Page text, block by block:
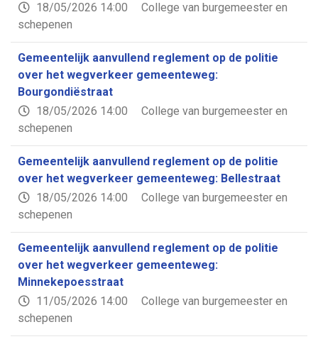
18/05/2026 14:00
College van burgemeester en
schepenen
Gemeentelijk aanvullend reglement op de politie
over het wegverkeer gemeenteweg:
Bourgondiëstraat
18/05/2026 14:00
College van burgemeester en
schepenen
Gemeentelijk aanvullend reglement op de politie
over het wegverkeer gemeenteweg: Bellestraat
18/05/2026 14:00
College van burgemeester en
schepenen
Gemeentelijk aanvullend reglement op de politie
over het wegverkeer gemeenteweg:
Minnekepoesstraat
11/05/2026 14:00
College van burgemeester en
schepenen